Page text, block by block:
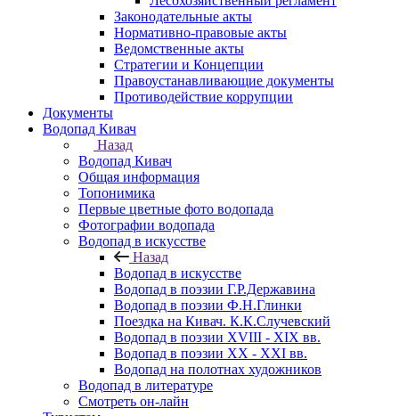
Законодательные акты
Нормативно-правовые акты
Ведомственные акты
Стратегии и Концепции
Правоустанавливающие документы
Противодействие коррупции
Документы
Водопад Кивач
Назад
Водопад Кивач
Общая информация
Топонимика
Первые цветные фото водопада
Фотографии водопада
Водопад в искусстве
Назад
Водопад в искусстве
Водопад в поэзии Г.Р.Державина
Водопад в поэзии Ф.Н.Глинки
Поездка на Кивач. К.К.Случевский
Водопад в поэзии XVIII - XIX вв.
Водопад в поэзии XX - XXI вв.
Водопад на полотнах художников
Водопад в литературе
Смотреть он-лайн